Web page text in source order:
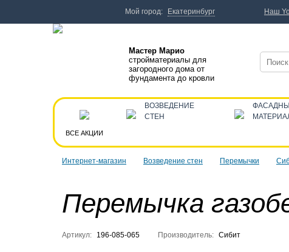
Интернет-магазин Возведение стен Перемычки
Перемычка
Артикул: 196-085-065 Производитель: Сибит
Мастер Марио
стройматериалы для
загородного дома от
фундамента до кровли
ВСЕ АКЦИИ
ВОЗВЕДЕНИЕ
СТЕН
Мой город: Екатеринбург Наш